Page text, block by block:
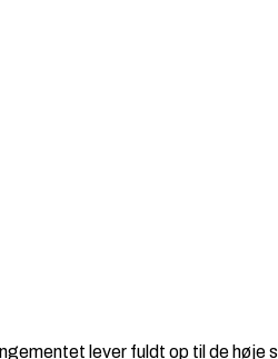
lever fuldt op til de høje